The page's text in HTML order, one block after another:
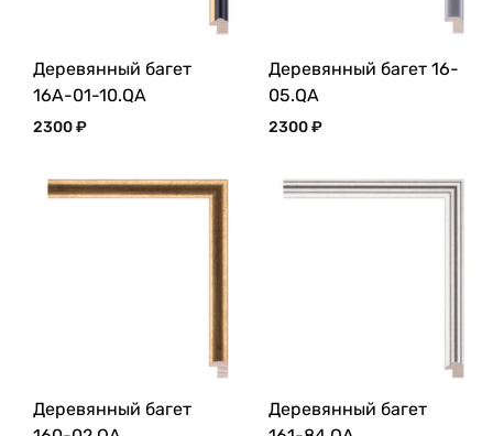
Деревянный багет
16A-01-10.QA
2300₽
Деревянный багет 16-
05.QA
2300₽
Деревянный багет
Деревянный багет